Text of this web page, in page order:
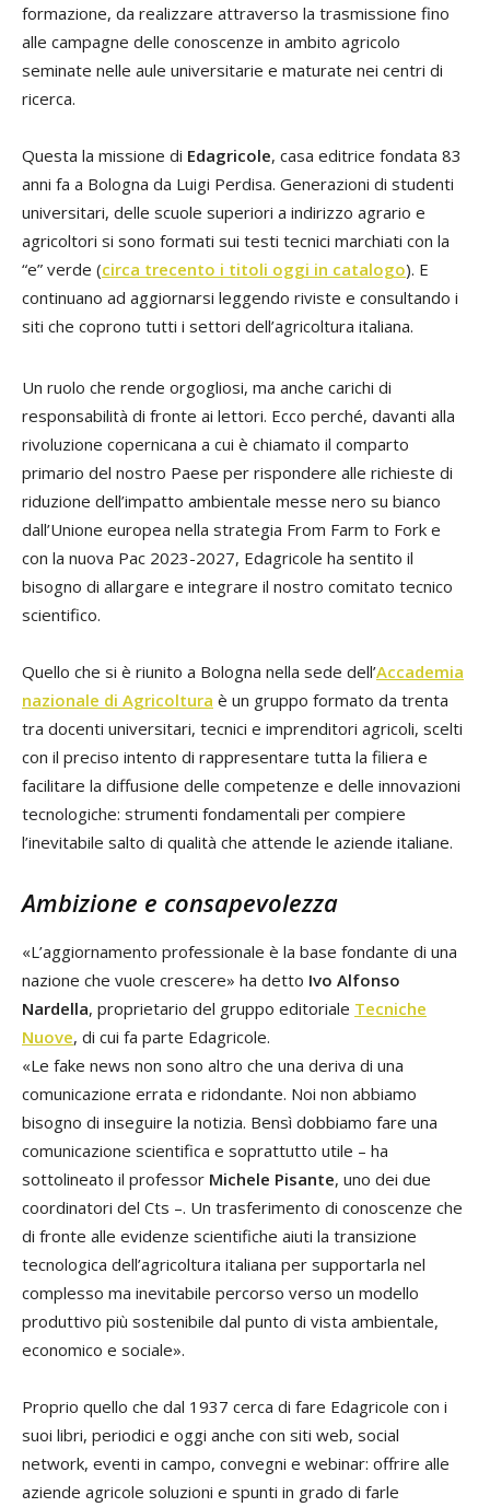
formazione, da realizzare attraverso la trasmissione fino
alle campagne delle conoscenze in ambito agricolo
seminate nelle aule universitarie e maturate nei centri di
ricerca.
Questa la missione di Edagricole, casa editrice fondata 83
anni fa a Bologna da Luigi Perdisa. Generazioni di studenti
universitari, delle scuole superiori a indirizzo agrario e
agricoltori si sono formati sui testi tecnici marchiati con la
“e” verde (circa trecento i titoli oggi in catalogo). E
continuano ad aggiornarsi leggendo riviste e consultando i
siti che coprono tutti i settori dell’agricoltura italiana.
Un ruolo che rende orgogliosi, ma anche carichi di
responsabilità di fronte ai lettori. Ecco perché, davanti alla
rivoluzione copernicana a cui è chiamato il comparto
primario del nostro Paese per rispondere alle richieste di
riduzione dell’impatto ambientale messe nero su bianco
dall’Unione europea nella strategia From Farm to Fork e
con la nuova Pac 2023-2027, Edagricole ha sentito il
bisogno di allargare e integrare il nostro comitato tecnico
scientifico.
Quello che si è riunito a Bologna nella sede dell’Accademia
nazionale di Agricoltura è un gruppo formato da trenta
tra docenti universitari, tecnici e imprenditori agricoli, scelti
con il preciso intento di rappresentare tutta la filiera e
facilitare la diffusione delle competenze e delle innovazioni
tecnologiche: strumenti fondamentali per compiere
l’inevitabile salto di qualità che attende le aziende italiane.
Ambizione e consapevolezza
«L’aggiornamento professionale è la base fondante di una
nazione che vuole crescere» ha detto Ivo Alfonso
Nardella, proprietario del gruppo editoriale Tecniche
Nuove, di cui fa parte Edagricole.
«Le fake news non sono altro che una deriva di una
comunicazione errata e ridondante. Noi non abbiamo
bisogno di inseguire la notizia. Bensì dobbiamo fare una
comunicazione scientifica e soprattutto utile – ha
sottolineato il professor Michele Pisante, uno dei due
coordinatori del Cts –. Un trasferimento di conoscenze che
di fronte alle evidenze scientifiche aiuti la transizione
tecnologica dell’agricoltura italiana per supportarla nel
complesso ma inevitabile percorso verso un modello
produttivo più sostenibile dal punto di vista ambientale,
economico e sociale».
Proprio quello che dal 1937 cerca di fare Edagricole con i
suoi libri, periodici e oggi anche con siti web, social
network, eventi in campo, convegni e webinar: offrire alle
aziende agricole soluzioni e spunti in grado di farle